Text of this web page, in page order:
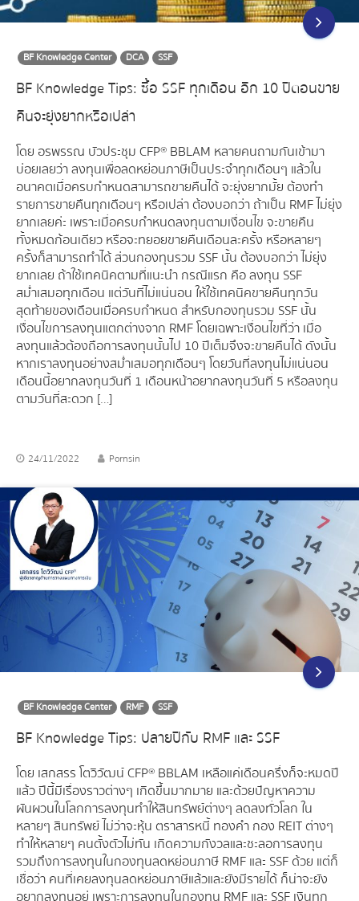
BF Knowledge Center DCA SSF
BF Knowledge Tips: ซื้อ SSF ทุกเดือน อีก 10 ปีตอนขาย
คืนจะยุ่งยากหรือเปล่า
โดย อรพรรณ บัวประชุม CFP® BBLAM หลายคนถามกันเข้ามา
บ่อยเลยว่า ลงทุนเพื่อลดหย่อนภาษีเป็นประจำทุกเดือนๆ แล้วใน
อนาคตเมื่อครบกำหนดสามารถขายคืนได้ จะยุ่งยากมั้ย ต้องทำ
รายการขายคืนทุกเดือนๆ หรือเปล่า ต้องบอกว่า ถ้าเป็น RMF ไม่ยุ่ง
ยากเลยค่ะ เพราะเมื่อครบกำหนดลงทุนตามเงื่อนไข จะขายคืน
ทั้งหมดก้อนเดียว หรือจะทยอยขายคืนเดือนละครั้ง หรือหลายๆ
ครั้งก็สามารถทำได้ ส่วนกองทุนรวม SSF นั้น ต้องบอกว่า ไม่ยุ่ง
ยากเลย ถ้าใช้เทคนิคตามที่แนะนำ กรณีแรก คือ ลงทุน SSF
สม่ำเสมอทุกเดือน แต่วันที่ไม่แน่นอน ให้ใช้เทคนิคขายคืนทุกวัน
สุดท้ายของเดือนเมื่อครบกำหนด สำหรับกองทุนรวม SSF นั้น
เงื่อนไขการลงทุนแตกต่างจาก RMF โดยเฉพาะเงื่อนไขที่ว่า เมื่อ
ลงทุนแล้วต้องถือการลงทุนนั้นไป 10 ปีเต็มจึงจะขายคืนได้ ดังนั้น
หากเราลงทุนอย่างสม่ำเสมอทุกเดือนๆ โดยวันที่ลงทุนไม่แน่นอน
เดือนนี้อยากลงทุนวันที่ 1 เดือนหน้าอยากลงทุนวันที่ 5 หรือลงทุน
ตามวันที่สะดวก […]
24/11/2022 Pornsin
BF Knowledge Center RMF SSF
BF Knowledge Tips: ปลายปีกับ RMF และ SSF
โดย เสกสรร โตวิวัฒน์ CFP® BBLAM เหลือแค่เดือนครึ่งก็จะหมดปี
แล้ว ปีนี้มีเรื่องราวต่างๆ เกิดขึ้นมากมาย และด้วยปัญหาความ
ผันผวนในโลกการลงทุนทำให้สินทรัพย์ต่างๆ ลดลงทั่วโลก ใน
หลายๆ สินทรัพย์ ไม่ว่าจะหุ้น ตราสารหนี้ ทองคำ กอง REIT ต่างๆ
ทำให้หลายๆ คนตั้งตัวไม่ทัน เกิดความกังวลและชะลอการลงทุน
รวมถึงการลงทุนในกองทุนลดหย่อนภาษี RMF และ SSF ด้วย แต่ก็
เชื่อว่า คนที่เคยลงทุนลดหย่อนภาษีแล้วและยังมีรายได้ ก็น่าจะยัง